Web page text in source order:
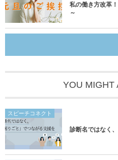
私の働き方改革
～
YOU MIGHT
スピーチコネクト
診断名ではなく